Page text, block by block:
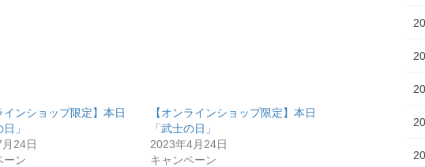
インショップ限定】本日
」
24日
ーン
【オンラインショップ限定】本日
「武士の日」
2023年4月24日
キャンペーン